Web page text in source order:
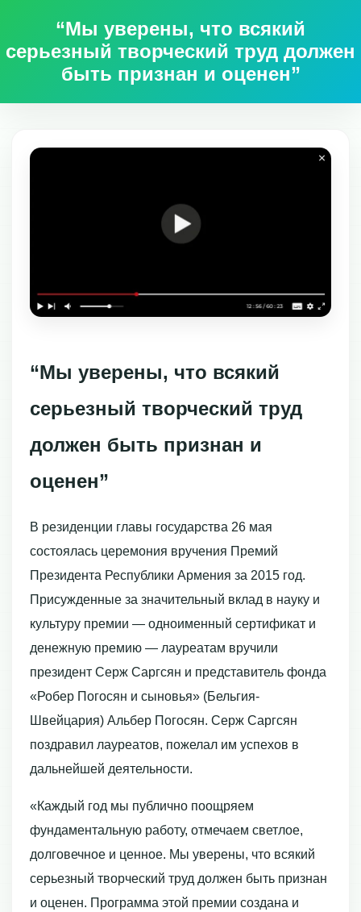
“Мы уверены, что всякий
серьезный творческий труд должен
быть признан и оценен”
“Мы уверены, что всякий
серьезный творческий труд
должен быть признан и
оценен”
В резиденции главы государства 26 мая
состоялась церемония вручения Премий
Президента Республики Армения за 2015 год.
Присужденные за значительный вклад в науку и
культуру премии — одноименный сертификат и
денежную премию — лауреатам вручили
президент Серж Саргсян и представитель фонда
«Робер Погосян и сыновья» (Бельгия-
Швейцария) Альбер Погосян. Серж Саргсян
поздравил лауреатов, пожелал им успехов в
дальнейшей деятельности.
«Каждый год мы публично поощряем
фундаментальную работу, отмечаем светлое,
долговечное и ценное. Мы уверены, что всякий
серьезный творческий труд должен быть признан
и оценен. Программа этой премии создана и